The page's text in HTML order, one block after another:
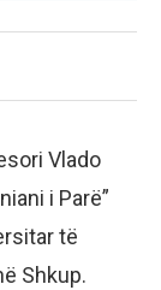
Vlado
i Parë”
të
Shkup.